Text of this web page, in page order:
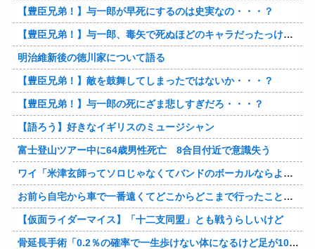
【豊臣兄弟！】与一郎が早死にするのは史実なの・・・？
【豊臣兄弟！】与一郎、毒矢で死ぬほどのキャラだったっけ・・・・
明治維新後の徳川家について語る
【豊臣兄弟！】敵を鼓舞してしまったではないか・・・？
【豊臣兄弟！】与一郎の死にざま悲しすぎだろ・・・？
【語ろう】好きなイギリスのミュージシャン
富士登山ツアー中に64歳男性死亡 8合目付近で意識失う
ワイ「米津玄師ってソロじゃなくてバンドのボーカルならよかったよね」
お前ら自宅から車で一番遠くてどこからどこまで行ったことある？
【仮面ライダーマイス】「十二支同盟」とも戦うらしいけど
骨延長手術「0.2％の確率で一生歩けない体になるけど足が10cm伸びます」←コスパ良すぎるだろ